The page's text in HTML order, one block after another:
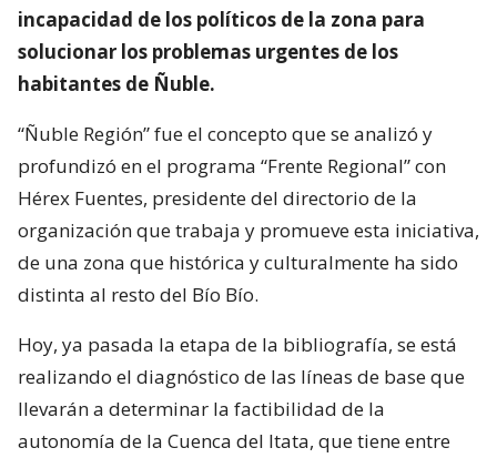
incapacidad de los políticos de la zona para
solucionar los problemas urgentes de los
habitantes de Ñuble.
“Ñuble Región” fue el concepto que se analizó y
profundizó en el programa “Frente Regional” con
Hérex Fuentes, presidente del directorio de la
organización que trabaja y promueve esta iniciativa,
de una zona que histórica y culturalmente ha sido
distinta al resto del Bío Bío.
Hoy, ya pasada la etapa de la bibliografía, se está
realizando el diagnóstico de las líneas de base que
llevarán a determinar la factibilidad de la
autonomía de la Cuenca del Itata, que tiene entre